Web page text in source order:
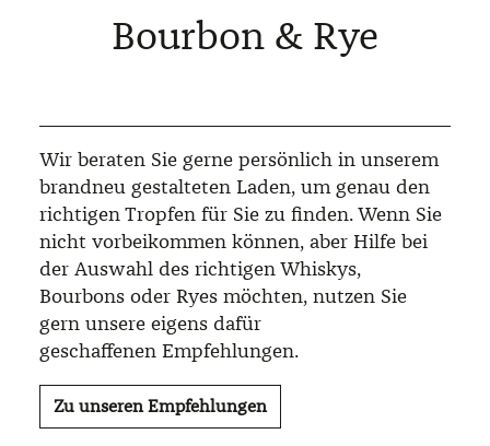
Bourbon & Rye
Wir beraten Sie gerne persönlich in unserem
brandneu gestalteten Laden, um genau den
richtigen Tropfen für Sie zu finden. Wenn Sie
nicht vorbeikommen können, aber Hilfe bei
der Auswahl des richtigen Whiskys,
Bourbons oder Ryes möchten, nutzen Sie
gern unsere eigens dafür
geschaffenen Empfehlungen.
Zu unseren Empfehlungen